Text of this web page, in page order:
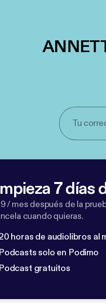
7 días
/ mes después de la
cuando quieras.
horas de audiolibros al
Podcasts solo en Podimo
Podcast gratuitos